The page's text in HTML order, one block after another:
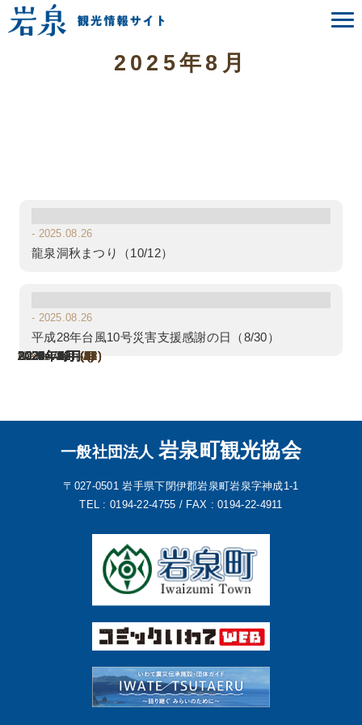
Newsお知らせ
2025年8月
- 2025.08.26
龍泉洞秋まつり（10/12）
- 2025.08.26
平成28年台風10号災害支援感謝の日（8/30）
News Archive
All News
2026年8月(1)
2026年7月(4)
2026年6月(1)
2026年5月(2)
2026年4月(6)
2026年3月(2)
2026年1月(2)
2025年12月(2)
2025年11月(2)
2025年10月(5)
2025年9月(5)
2025年8月(2)
2025年7月(3)
2025年6月(2)
2025年5月(1)
2025年4月(7)
2025年3月(2)
2025年2月(3)
2025年1月(3)
2024年11月(2)
2024年10月(4)
2024年9月(9)
2024年8月(8)
2024年7月(4)
2024年6月(1)
2024年4月(6)
2024年3月(1)
2024年2月(1)
2023年12月(1)
2023年11月(1)
2023年10月(2)
2023年9月(1)
2023年8月(2)
2023年7月(3)
2023年5月(5)
2023年4月(2)
2023年3月(1)
一般社団法人 岩泉町観光協会
〒027-0501岩手県下閉伊郡岩泉町岩泉字神成1-1
TEL : 0194-22-4755 / FAX : 0194-22-4911